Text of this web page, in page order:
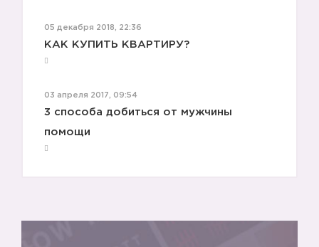
05 декабря 2018, 22:36
КАК КУПИТЬ КВАРТИРУ?
03 апреля 2017, 09:54
3 способа добиться от мужчины
помощи